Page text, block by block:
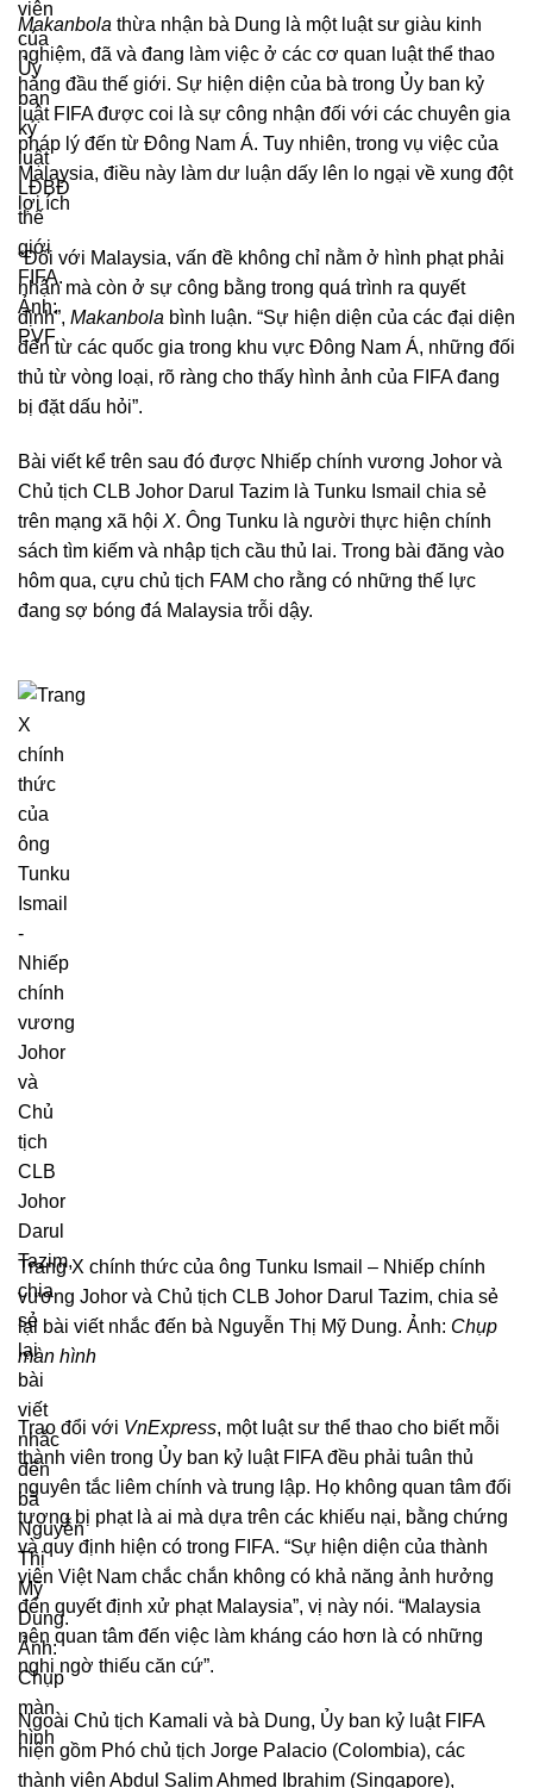
Makanbola thừa nhận bà Dung là một luật sư giàu kinh
nghiệm, đã và đang làm việc ở các cơ quan luật thể thao
hàng đầu thế giới. Sự hiện diện của bà trong Ủy ban kỷ
luật FIFA được coi là sự công nhận đối với các chuyên gia
pháp lý đến từ Đông Nam Á. Tuy nhiên, trong vụ việc của
Malaysia, điều này làm dư luận dấy lên lo ngại về xung đột
lợi ích
“Đối với Malaysia, vấn đề không chỉ nằm ở hình phạt phải
nhận mà còn ở sự công bằng trong quá trình ra quyết
định”, Makanbola bình luận. “Sự hiện diện của các đại diện
đến từ các quốc gia trong khu vực Đông Nam Á, những đối
thủ từ vòng loại, rõ ràng cho thấy hình ảnh của FIFA đang
bị đặt dấu hỏi”.
Bài viết kể trên sau đó được Nhiếp chính vương Johor và
Chủ tịch CLB Johor Darul Tazim là Tunku Ismail chia sẻ
trên mạng xã hội X. Ông Tunku là người thực hiện chính
sách tìm kiếm và nhập tịch cầu thủ lai. Trong bài đăng vào
hôm qua, cựu chủ tịch FAM cho rằng có những thế lực
đang sợ bóng đá Malaysia trỗi dậy.
Trang X chính thức của ông Tunku Ismail – Nhiếp chính
vương Johor và Chủ tịch CLB Johor Darul Tazim, chia sẻ
lại bài viết nhắc đến bà Nguyễn Thị Mỹ Dung. Ảnh: Chụp
màn hình
Trao đổi với VnExpress, một luật sư thể thao cho biết mỗi
thành viên trong Ủy ban kỷ luật FIFA đều phải tuân thủ
nguyên tắc liêm chính và trung lập. Họ không quan tâm đối
tượng bị phạt là ai mà dựa trên các khiếu nại, bằng chứng
và quy định hiện có trong FIFA. “Sự hiện diện của thành
viên Việt Nam chắc chắn không có khả năng ảnh hưởng
đến quyết định xử phạt Malaysia”, vị này nói. “Malaysia
nên quan tâm đến việc làm kháng cáo hơn là có những
nghi ngờ thiếu căn cứ”.
Ngoài Chủ tịch Kamali và bà Dung, Ủy ban kỷ luật FIFA
hiện gồm Phó chủ tịch Jorge Palacio (Colombia), các
thành viên Abdul Salim Ahmed Ibrahim (Singapore),